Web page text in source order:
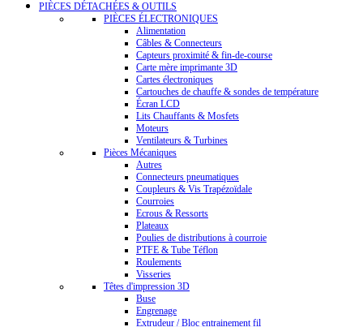
PIÈCES DÉTACHÉES & OUTILS
PIÈCES ÉLECTRONIQUES
Alimentation
Câbles & Connecteurs
Capteurs proximité & fin-de-course
Carte mère imprimante 3D
Cartes électroniques
Cartouches de chauffe & sondes de température
Écran LCD
Lits Chauffants & Mosfets
Moteurs
Ventilateurs & Turbines
Pièces Mécaniques
Autres
Connecteurs pneumatiques
Coupleurs & Vis Trapézoïdale
Courroies
Ecrous & Ressorts
Plateaux
Poulies de distributions à courroie
PTFE & Tube Téflon
Roulements
Visseries
Têtes d'impression 3D
Buse
Engrenage
Extrudeur / Bloc entrainement fil